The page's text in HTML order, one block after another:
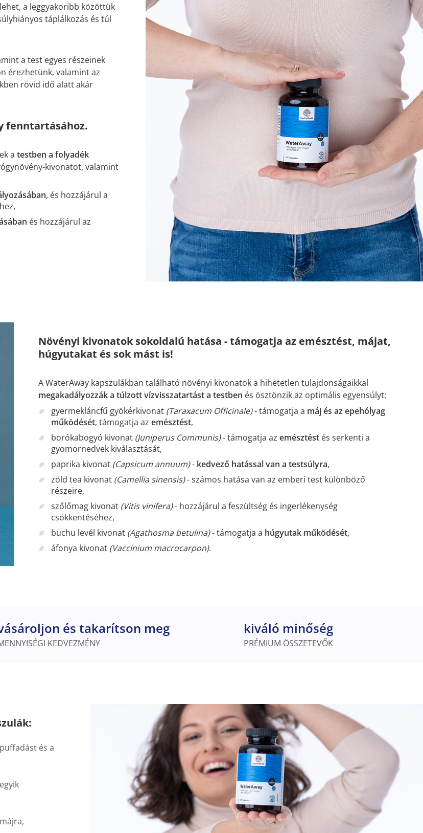
a leggyakoribb közöttük
táplálkozás és túl
a test egyes részeinek
érezhetünk, valamint az
rövid idő alatt akár
fenntartásához.
a testben a folyadék
kivonatot, valamint
, és hozzájárul a
és hozzájárul az
Növényi kivonatok sokoldalú hatása - támogatja az emésztést, májat,
húgyutakat és sok mást is!
A WaterAway kapszulákban található növényi kivonatok a hihetetlen tulajdonságaikkal
megakadályozzák a túlzott vízvisszatartást a testben és ösztönzik az optimális egyensúlyt:
gyermekláncfű gyökérkivonat (Taraxacum Officinale)- támogatja a máj és az epehólyag
működését, támogatja azemésztést,
borókabogyó kivonat (Juniperus Communis)- támogatja azemésztést és serkenti a
gyomornedvek kiválasztását,
paprika kivonat (Capsicum annuum)- kedvező hatással van a testsúlyra,
zöld tea kivonat (Camellia sinensis)- számos hatása van az emberi test különböző
részeire,
szőlőmag kivonat (Vitis vinifera)- hozzájárul a feszültség és ingerlékenység
csökkentéséhez,
buchu levél kivonat (Agathosma betulina)- támogatja a húgyutak működését,
áfonya kivonat (Vaccinium macrocarpon).
és takarítson meg
KEDVEZMÉNY
kiváló minőség
PRÉMIUM ÖSSZETEVŐK
és a